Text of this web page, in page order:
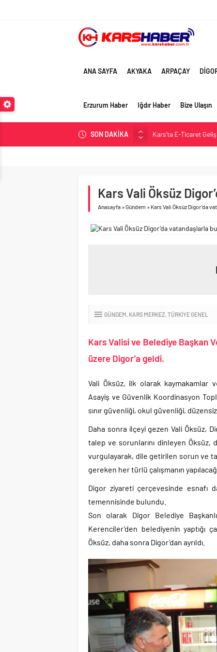
ANA SAYFA AKYAKA ARPAÇAY
Erzurum Haber Iğdır Haber Bize Ulaşın
SON DAKİKA
Kars’ta E-Ticaret
Kars Halkı Yeni Parti
Kağızman Köyleri ve
Kars Vali Öksüz
Anasayfa »Gündem » Kars Vali Öksüz Digor’da
GÜNDEM KARS MERKEZ TÜRKIYE GENEL
Kars Valisi ve Belediye Başkan
üzere Digor’a geldi.
Vali Öksüz, ilk olarak kaymakamlar
Asayiş ve Güvenlik Koordinasyon
sınır güvenliği, okul güvenliği,
Daha sonra ilçeyi gezen Vali Öksüz,
talep ve sorunlarını dinleyen Öksüz,
vurgulayarak, dile getirilen sorun ve
gereken her türlü çalışmanın
Digor ziyareti çerçevesinde esnafı
temennisinde bulundu.
Son olarak Digor Belediye
Kerenciler’den belediyenin yaptığı
Öksüz, daha sonra Digor’dan ayrıldı.